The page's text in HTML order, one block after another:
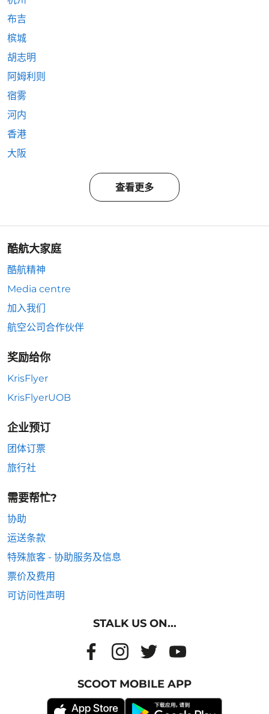
布吉
槟城
胡志明
阿姆利则
宿雾
河内
香港
大阪
查看更多
酷航大家庭
酷航精神
Media centre
加入我们
航空公司合作伙伴
奖励给你
KrisFlyer
KrisFlyerUOB
企业预订
团体订票
旅行社
需要帮忙?
协助
运送条款
特殊旅客 - 协助服务及信息
票价及费用
可访问性声明
STALK US ON...
SCOOT MOBILE APP